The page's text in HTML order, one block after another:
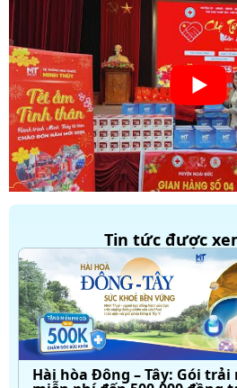
Tin tức được
Hài hòa Đông – Tây: Gói